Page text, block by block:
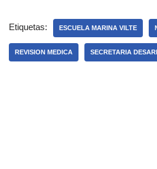
Etiquetas: ESCUELA MARINA VILTE
REVISION MEDICA SECRETARIA